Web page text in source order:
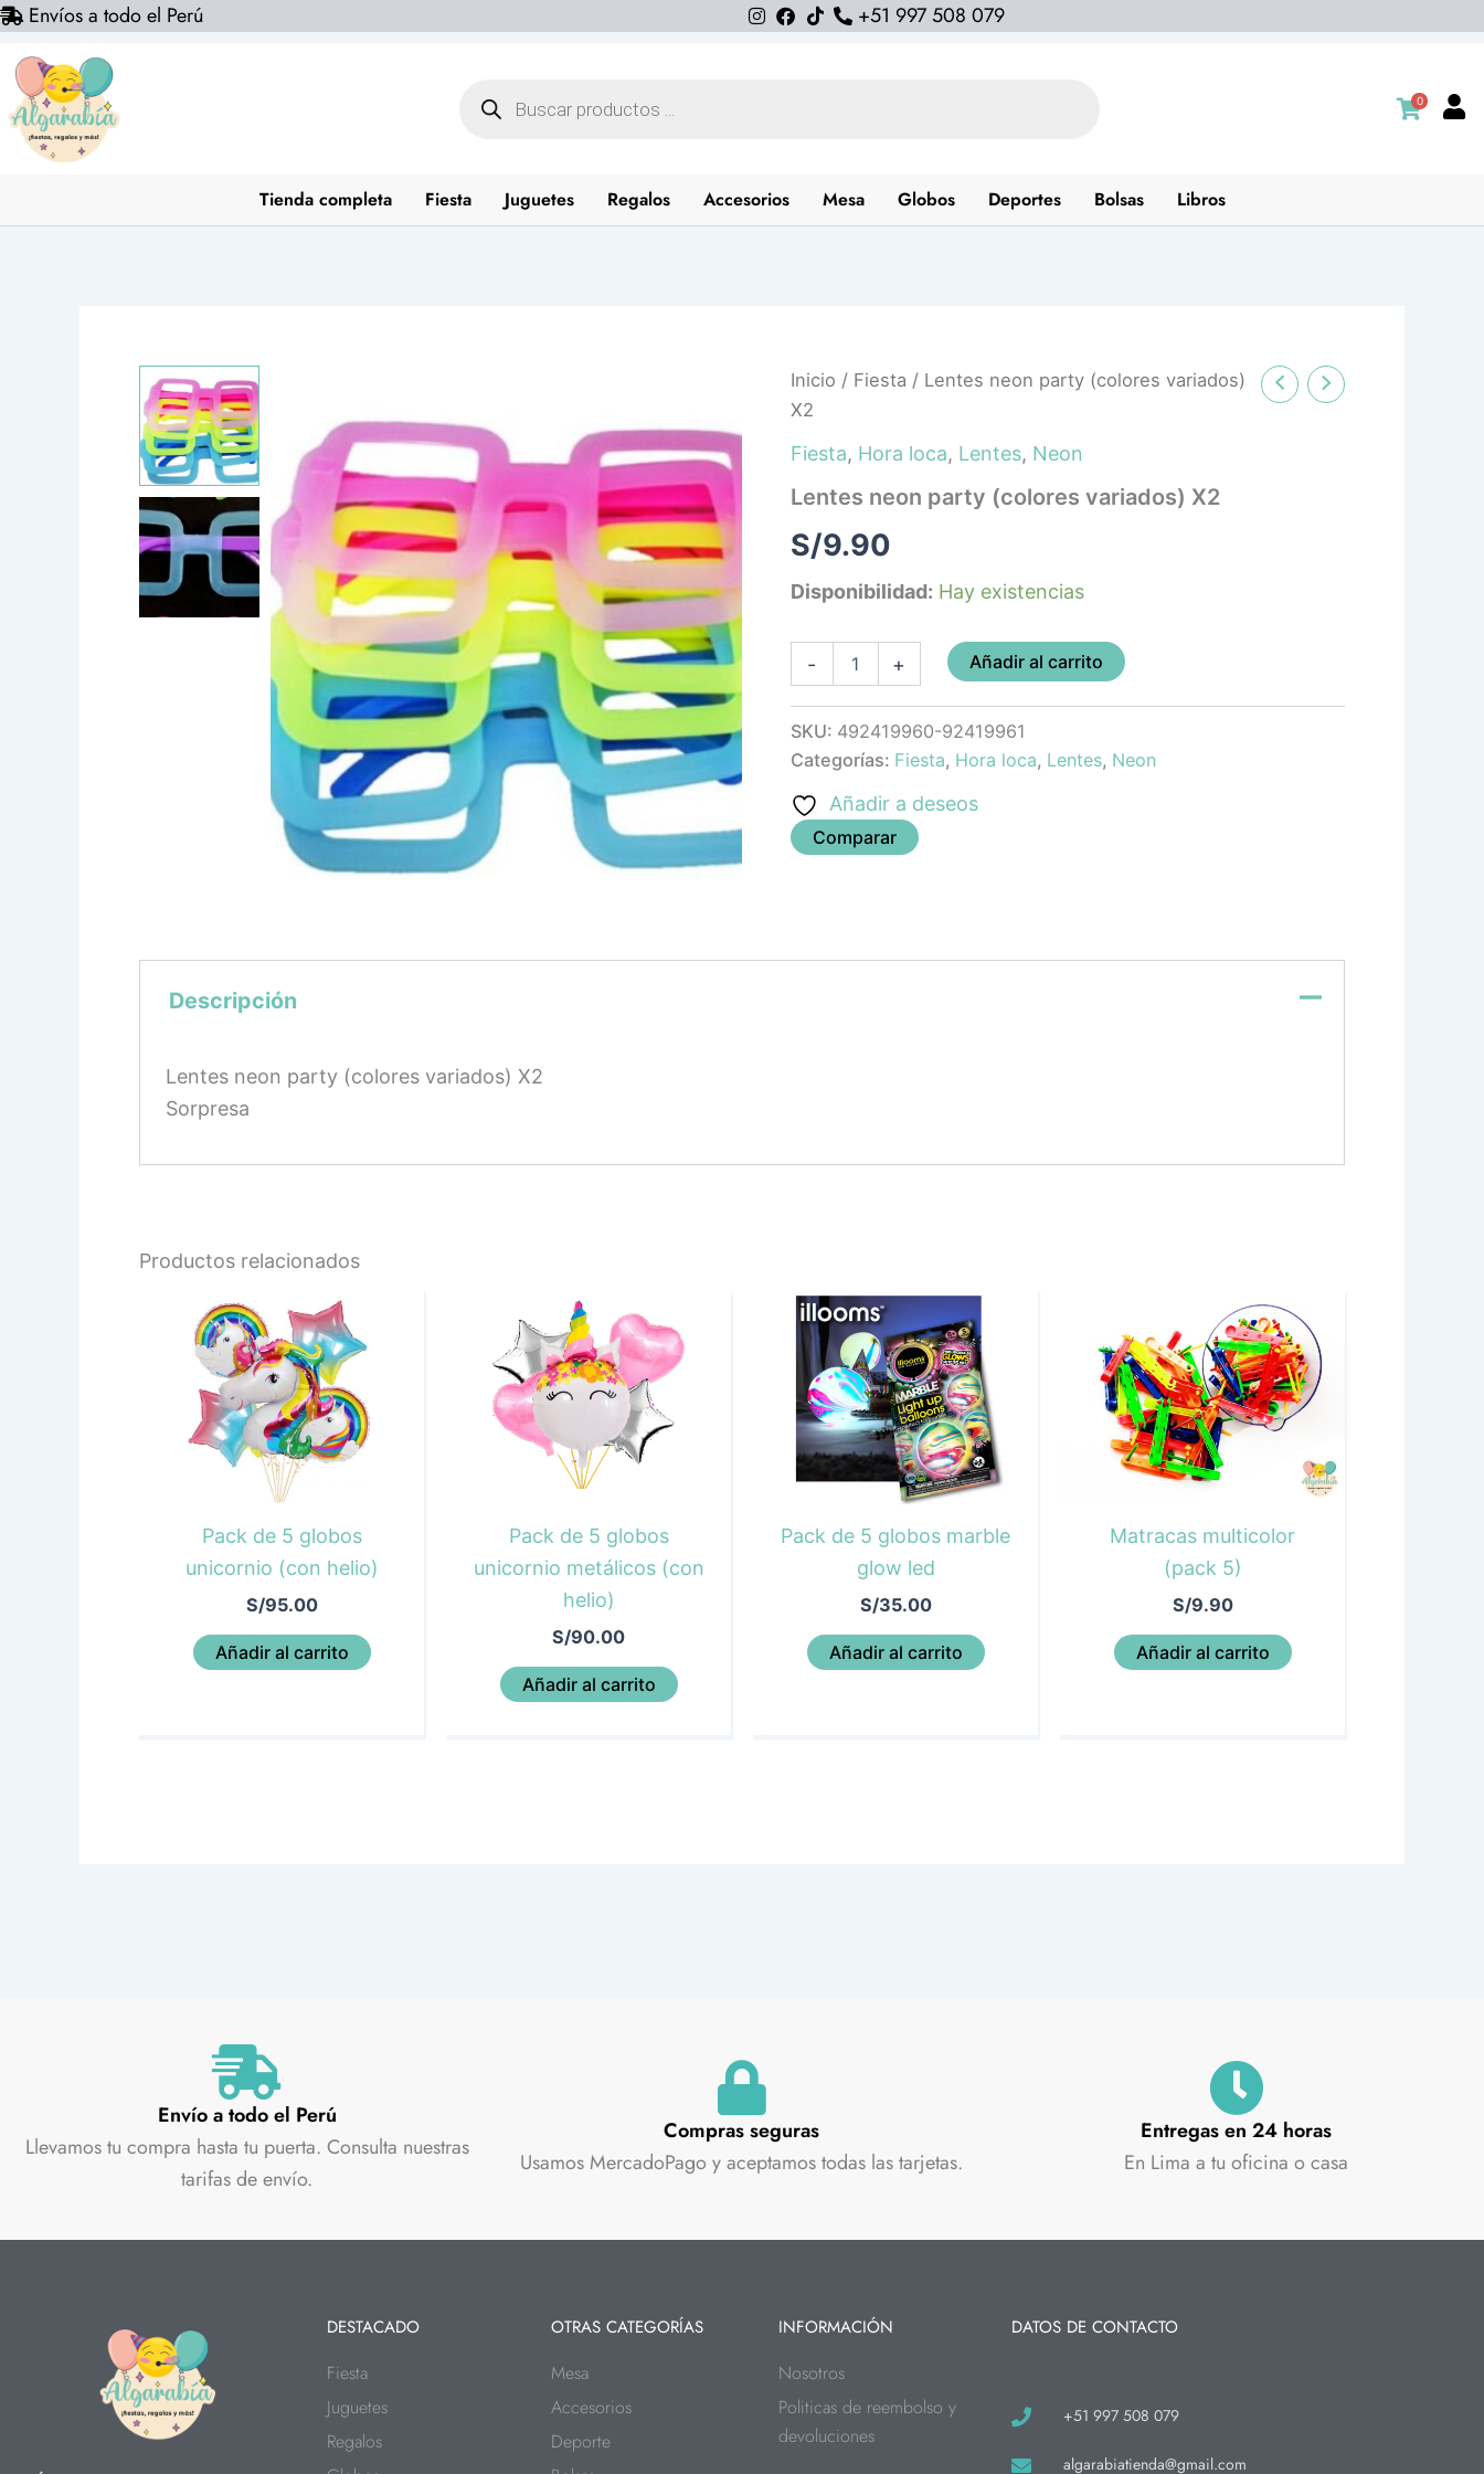
Ir
contenido
Envíos a todo el Perú +51 997 508 079
productos
0
Tienda completa Fiesta Juguetes Regalos Accesorios Mesa Globos Deportes Bolsas Libros
Inicio / Fiesta / Lentes neon party (colores variados)
X2
Fiesta, Hora loca, Lentes, Neon
Lentes neon party (colores variados) X2
S/9.90
Disponibilidad: Hay existencias
-
Lentes
party
(colores
variados)
X2
cantidad
+ Añadir al carrito
SKU: 492419960-92419961
Categorías: Fiesta, Hora loca, Lentes, Neon
Añadir a deseos
Comparar
Descripción
Lentes neon party (colores variados) X2
Sorpresa
Productos relacionados
Pack de 5 globos
unicornio (con helio)
S/95.00
Añadir al carrito
Pack de 5 globos
unicornio metálicos (con
helio)
S/90.00
Añadir al carrito
Pack de 5 globos marble
glow led
S/35.00
Añadir al carrito
Matracas multicolor
(pack 5)
S/9.90
Añadir al carrito
Envío a todo el Perú
Llevamos tu compra hasta tu puerta. Consulta nuestras
tarifas de envío.
Compras seguras
Usamos MercadoPago y aceptamos todas las tarjetas.
Entregas en 24 horas
En Lima a tu oficina o casa
DESTACADO
Fiesta
Juguetes
Regalos
OTRAS CATEGORÍAS
Mesa
Accesorios
Deporte
INFORMACIÓN
Nosotros
Politicas de reembolso y
devoluciones
DATOS DE CONTACTO
+51 997 508 079
algarabiatienda@gmail.com